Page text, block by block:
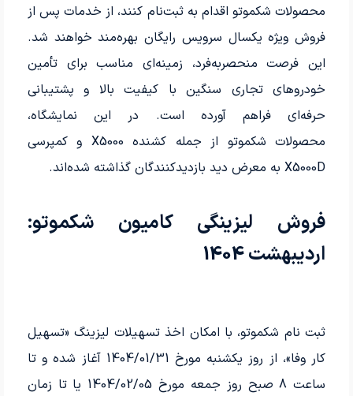
محصولات شکموتو اقدام به ثبت‌نام کنند، از خدمات پس از
فروش ویژه یکسال سرویس رایگان بهره‌مند خواهند شد.
این فرصت منحصربه‌فرد، زمینه‌ای مناسب برای تأمین
خودروهای تجاری سنگین با کیفیت بالا و پشتیبانی
حرفه‌ای فراهم آورده است. در این نمایشگاه،
محصولات شکموتو از جمله کشنده X5000 و کمپرسی
X5000D به معرض دید بازدیدکنندگان گذاشته شده‌اند.
فروش لیزینگی کامیون شکموتو:
اردیبهشت 1404
ثبت نام شکموتو، با امکان اخذ تسهیلات لیزینگ «تسهیل
کار وفا»، از روز یکشنبه مورخ 1404/01/31 آغاز شده و تا
ساعت 8 صبح روز جمعه مورخ 1404/02/05 یا تا زمان